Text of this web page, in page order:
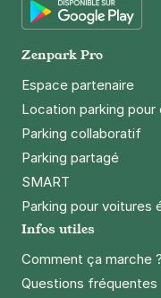
1,50 €/heure
+ Abonnements
Zenpark Pro
Espace partenaire
Location parking pour
Parking collaboratif
Parking partagé
SMART
Parking pour voitures
Infos utiles
Comment ça marche ?
Questions fréquentes